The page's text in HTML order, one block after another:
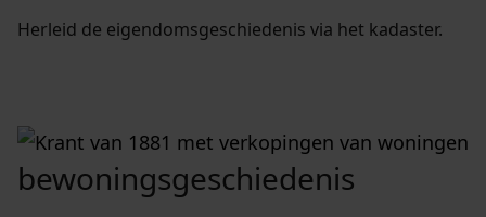
Herleid de eigendomsgeschiedenis via het kadaster.
bewoningsgeschiedenis